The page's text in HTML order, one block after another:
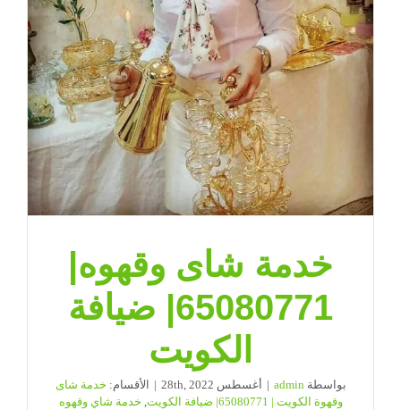
الكويت
مغلقة
خدمة شاى وقهوه|
65080771| ضيافة
الكويت
بواسطةadmin
| أغسطس 28th, 2022 | الأقسام: خدمة شاى
وقهوة الكويت | 65080771| ضيافة الكويت
, خدمة شاي وقهوه